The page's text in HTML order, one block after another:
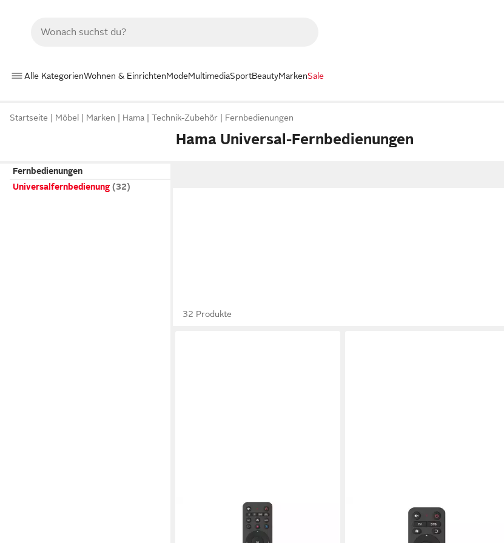
Alle KategorienWohnen & EinrichtenModeMultimediaSportBeautyMarkenSale
Startseite Möbel Marken Hama Technik-Zubehör Fernbedienungen
Hama Universal-Fernbedienungen
Fernbedienungen
Universalfernbedienung
32 Produkte
Universal-Fernbedienung für TV- und
AV-Geräte mit Solaraufladung
Universal Fernbedienung für TV und
Set-Top-Box mit großen Tasten